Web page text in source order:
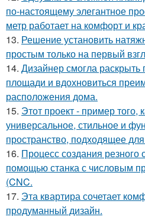
по-настоящему элегантное
метр работает на комфорт и
13. Решение установить
простым только на первый
14. Дизайнер смогла
площади и вдохновиться
расположения дома.
15. Этот проект - пример того,
универсальное, стильное и
пространство, подходящее
16. Процесс создания резного
помощью станка с числовым
(CNC.
17. Эта квартира сочетает
продуманный дизайн.